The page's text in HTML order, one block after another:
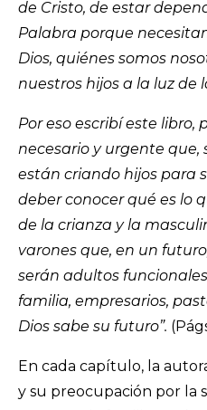
de Cristo, de estar
Palabra porque
Dios, quiénes somos
nuestros hijos a la luz de
Por eso escribí este libro,
necesario y urgente que,
están criando hijos para
deber conocer qué es lo
de la crianza y la
varones que, en un
serán adultos
familia, empresarios,
Dios sabe su futuro”.
En cada capítulo, la
y su preocupación por la